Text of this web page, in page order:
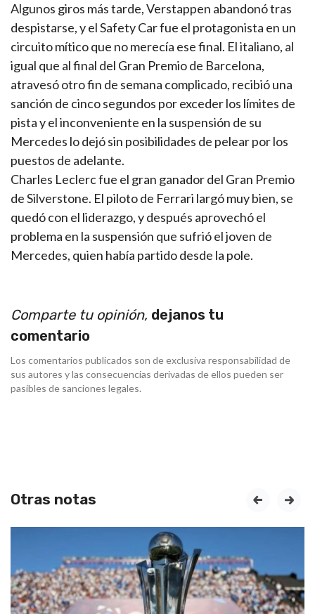
Algunos giros más tarde, Verstappen abandonó tras
despistarse, y el Safety Car fue el protagonista en un
circuito mítico que no merecía ese final. El italiano, al
igual que al final del Gran Premio de Barcelona,
atravesó otro fin de semana complicado, recibió una
sanción de cinco segundos por exceder los límites de
pista y el inconveniente en la suspensión de su
Mercedes lo dejó sin posibilidades de pelear por los
puestos de adelante.
Charles Leclerc fue el gran ganador del Gran Premio
de Silverstone. El piloto de Ferrari largó muy bien, se
quedó con el liderazgo, y después aprovechó el
problema en la suspensión que sufrió el joven de
Mercedes, quien había partido desde la pole.
Comparte tu opinión, dejanos tu
comentario
Los comentarios publicados son de exclusiva responsabilidad de
sus autores y las consecuencias derivadas de ellos pueden ser
pasibles de sanciones legales.
Otras notas prev next